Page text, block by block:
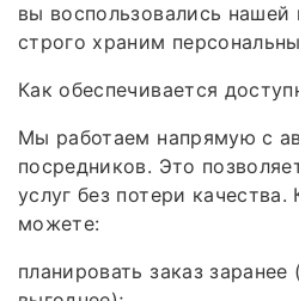
вы воспользовались
строго храним
Как обеспечивается
Мы работаем напрямую с
посредников. Это
услуг без потери
можете:
планировать заказ